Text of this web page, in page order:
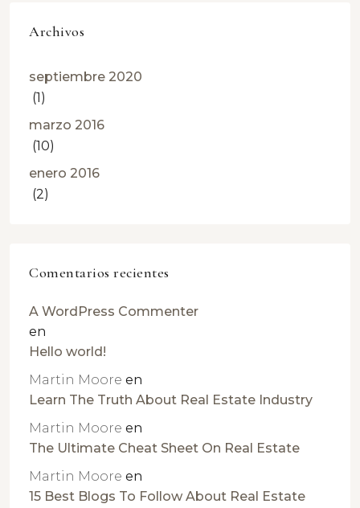
Archivos
septiembre 2020
(1)
marzo 2016
(10)
enero 2016
(2)
Comentarios recientes
A WordPress Commenter
en
Hello world!
Martin Moore en
Learn The Truth About Real Estate Industry
Martin Moore en
The Ultimate Cheat Sheet On Real Estate
Martin Moore en
15 Best Blogs To Follow About Real Estate